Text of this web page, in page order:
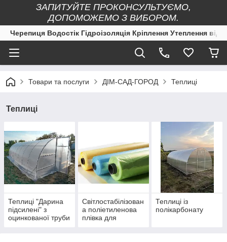
ЗАПИТУЙТЕ ПРОКОНСУЛЬТУЄМО,
ДОПОМОЖЕМО З ВИБОРОМ.
Черепиця Водостік Гідроізоляція Кріплення Утеплення
Товари та послуги ДІМ-САД-ГОРОД Теплиці
Теплиці
Теплиці "Дарина
підсилені" з
оцинкованої труби
Світлостабілізован
а поліетиленова
плівка для
Теплиці із
полікарбонату